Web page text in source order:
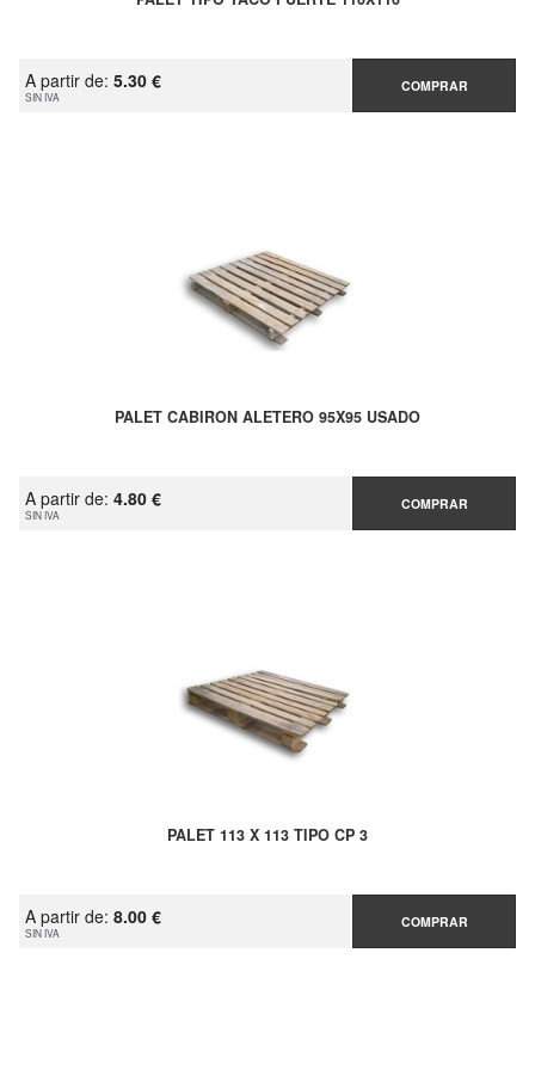
A partir de: 5.30 €
SIN IVA
COMPRAR
PALET CABIRON ALETERO 95X95 USADO
A partir de: 4.80 €
SIN IVA
COMPRAR
PALET 113 X 113 TIPO CP 3
A partir de: 8.00 €
SIN IVA
COMPRAR